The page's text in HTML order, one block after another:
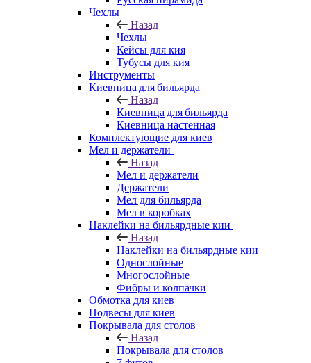
Чехлы
Назад
Чехлы
Кейсы для кия
Тубусы для кия
Инструменты
Киевница для бильярда
Назад
Киевница для бильярда
Киевница настенная
Комплектующие для киев
Мел и держатели
Назад
Мел и держатели
Держатели
Мел для бильярда
Мел в коробках
Наклейки на бильярдные кии
Назад
Наклейки на бильярдные кии
Однослойные
Многослойные
Фибры и колпачки
Обмотка для киев
Подвесы для киев
Покрывала для столов
Назад
Покрывала для столов